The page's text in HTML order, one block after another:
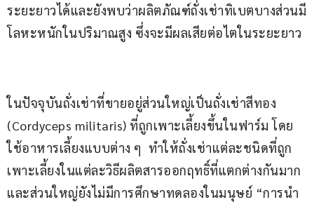
ระยะยาวได้และยังพบว่าผลิตภัณฑ์ถั่งเช่าทิเบตบางส่วนมี
โลหะหนักในปริมาณสูง ซึ่งจะมีผลเสียต่อไตในระยะยาว
ในปัจจุบันถั่งเช่าที่ขายอยู่ส่วนใหญ่เป็นถั่งเช่าสีทอง
(Cordyceps militaris) ที่ถูกเพาะเลี้ยงขึ้นในฟาร์ม โดย
ใช้อาหารเลี้ยงแบบต่าง ๆ  ทำให้ถั่งเช่าแต่ละชนิดที่ถูก
เพาะเลี้ยงในแต่ละวิธีผลิตสารออกฤทธิ์ที่แตกต่างกันมาก
และส่วนใหญ่ยังไม่มีการศึกษาทดลองในมนุษย์ “การนำ